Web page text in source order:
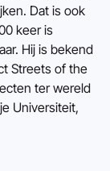
Dat is ook
keer is
Hij is bekend
Streets of the
ter wereld
Universiteit,